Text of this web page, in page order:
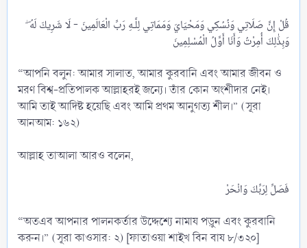
قُلْ إِنَّ صَلَاتِي وَنُسُكِي وَمَحْيَايَ وَمَمَاتِي لِلَّـهِ رَبِّ الْعَالَمِينَ - لَا شَرِيكَ لَهُ ۖ
“আপনি বলুন: আমার সালাত, আমার কুরবানি এবং আমার জীবন ও
মরণ বিশ্ব-প্রতিপালক আল্লাহরই জন্যে। তাঁর কোন অংশীদার নেই।
আমি তাই আদিষ্ট হয়েছি এবং আমি প্রথম আনুগত্য শীল।” (সূরা
আনআম: ১৬২)
আল্লাহ তাআলা আরও বলেন,
“অতএব আপনার পালনকর্তার উদ্দেশ্যে নামায পড়ুন এবং কুরবানি
করুন।” (সূরা কাওসার: ২) [ফাতাওয়া শাইখ বিন বায ৮/৩২০]